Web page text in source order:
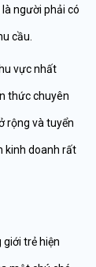
người phải có
cầu.
vực nhất
thức chuyên
rộng và tuyển
kinh doanh rất
trẻ hiện